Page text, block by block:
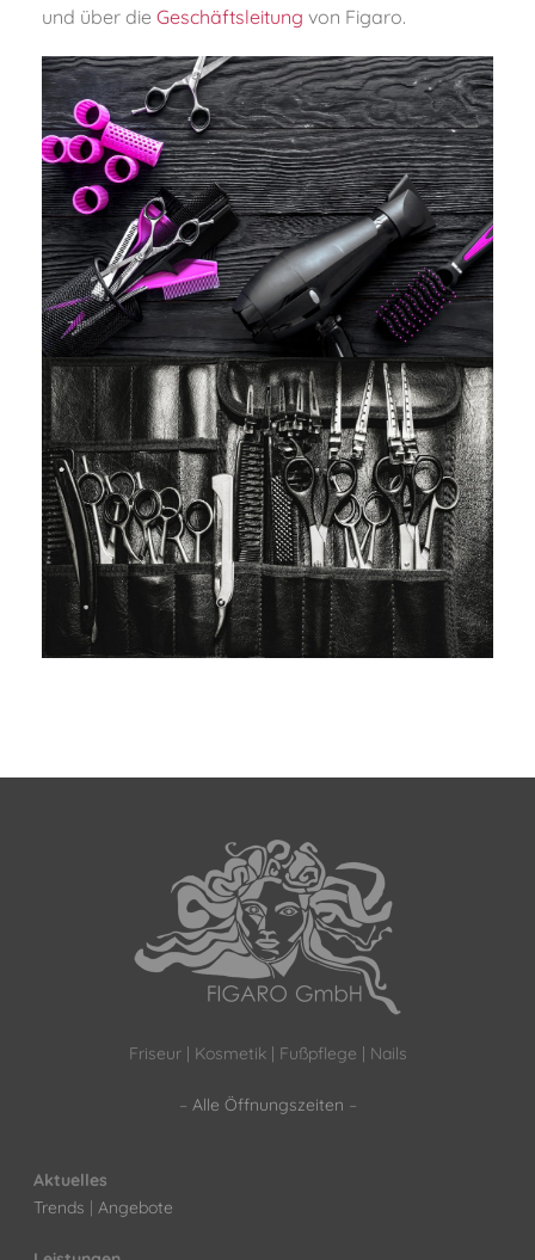
und über die Geschäftsleitung von Figaro.
ÜBER UNS
FIGARO
HISTORIE
FIGARO
Friseur | Kosmetik | Fußpflege | Nails
– Alle Öffnungszeiten –
Aktuelles
Trends |Angebote